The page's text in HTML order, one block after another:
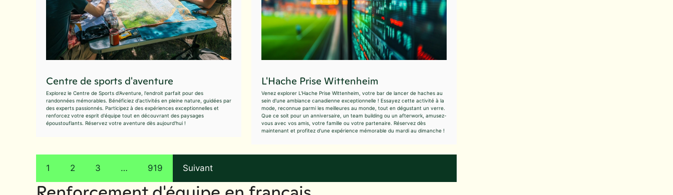
Centre de sports d'aventure
Explorez le Centre de Sports d'Aventure, l'endroit parfait pour des
randonnées mémorables. Bénéficiez d'activités en pleine nature, guidées par
des experts passionnés. Participez à des expériences exceptionnelles et
renforcez votre esprit d'équipe tout en découvrant des paysages
époustouflants. Réservez votre aventure dès aujourd'hui !
L'Hache Prise Wittenheim
Venez explorer L'Hache Prise Wittenheim, votre bar de lancer de haches au
sein d'une ambiance canadienne exceptionnelle ! Essayez cette activité à la
mode, reconnue parmi les meilleures au monde, tout en dégustant un verre.
Que ce soit pour un anniversaire, un team building ou un afterwork, amusez-
vous avec vos amis, votre famille ou votre partenaire. Réservez dès
maintenant et profitez d'une expérience mémorable du mardi au dimanche !
1 2 3 … 919 Suivant